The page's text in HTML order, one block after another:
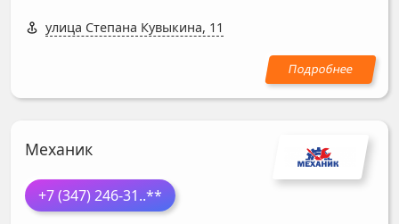
улица Степана Кувыкина, 11
Механик
+7 (347) 246-31..**